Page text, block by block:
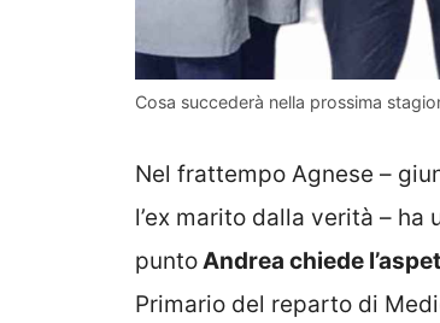
Cosa succederà nella prossima
Nel frattempo Agnese –
l’ex marito dalla verità –
punto Andrea chiede
Primario del reparto di